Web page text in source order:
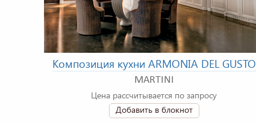
Композиция кухни ARMONIA DEL GUSTO
MARTINI
Цена рассчитывается по запросу
Добавить в блокнот